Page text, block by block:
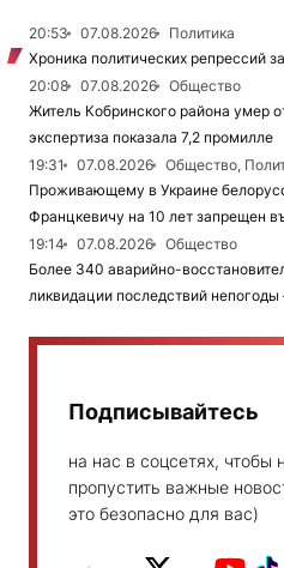
20:53 07.08.2026
Политика
Хроника политических репрессий
20:08
07.08.2026
Общество
Житель Кобринского района умер
экспертиза показала 7,2 промилле
19:31
07.08.2026
Общество,
Проживающему в Украине
Францкевичу на 10 лет запрещен
19:14
07.08.2026
Общество
Более 340 аварийно-
ликвидации последствий
Подписывайтесь
на нас в соцсетях, чтобы
пропустить важные
это безопасно для вас)